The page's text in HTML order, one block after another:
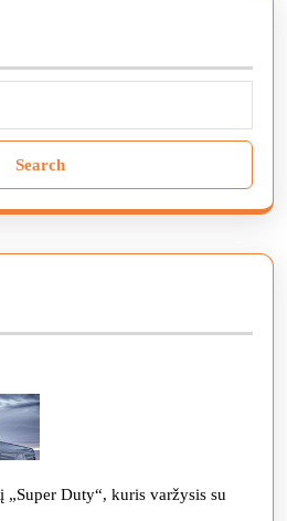
Duty“, kuris varžysis su